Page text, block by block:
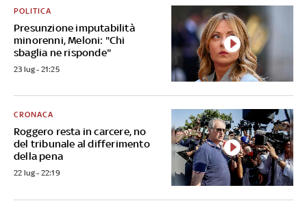
Presunzione imputabilità
minorenni, Meloni: "Chi
sbaglia ne risponde"
POLITICA
23 lug - 21:25
Roggero resta in carcere, no
del tribunale al differimento
della pena
CRONACA
22 lug - 22:19